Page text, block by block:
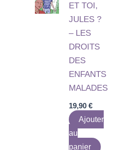
ET TOI,
JULES ?
– LES
DROITS
DES
ENFANTS
MALADES
19,90€
Ajouter
au
panier